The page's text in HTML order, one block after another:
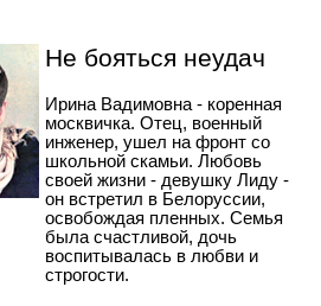
Не бояться неудач
Ирина Вадимовна - коренная
москвичка. Отец, военный
инженер, ушел на фронт со
школьной скамьи. Любовь
своей жизни - девушку Лиду -
он встретил в Белоруссии,
освобождая пленных. Семья
была счастливой, дочь
воспитывалась в любви и
строгости.